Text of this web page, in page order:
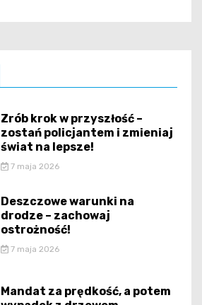
Zrób krok w przyszłość –
zostań policjantem i zmieniaj
świat na lepsze!
7 maja 2026
Deszczowe warunki na
drodze – zachowaj
ostrożność!
7 maja 2026
Mandat za prędkość, a potem